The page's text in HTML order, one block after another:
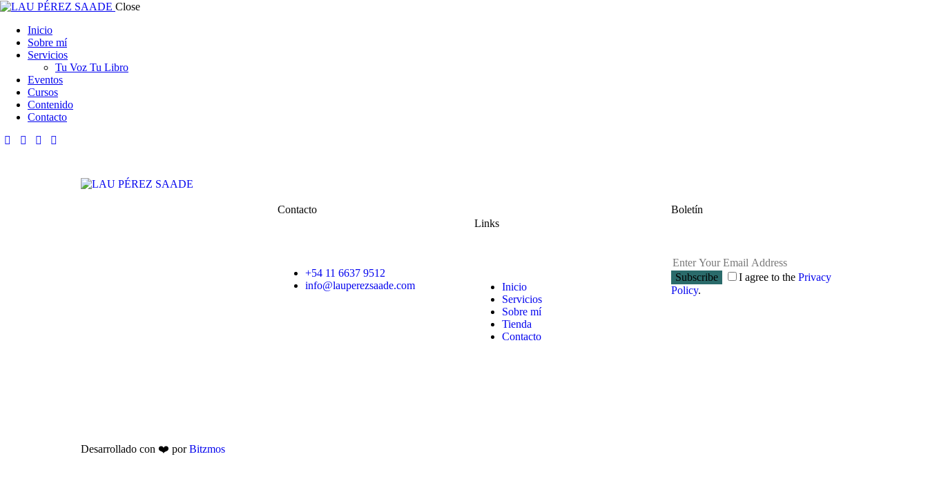
Close
Inicio
Sobre mí
Servicios
Tu Voz Tu Libro
Eventos
Cursos
Contenido
Contacto
Contacto
+54 11 6637 9512
info@lauperezsaade.com
Links
Inicio
Servicios
Sobre mí
Tienda
Contacto
Boletín
Subscribe I agree to the Privacy
Policy.
Desarrollado con ❤️ porBitzmos